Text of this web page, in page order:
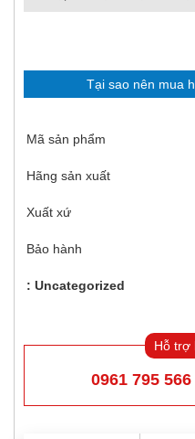
Tại sao nên mua
Mã sản phẩm
Hãng sản xuất
Xuất xứ
Bảo hành
Uncategorized
Hỗ trợ
0961 795 566